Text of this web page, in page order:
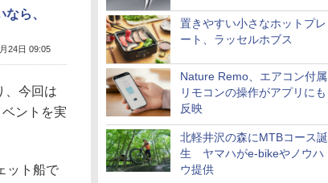
置きやすい小さなホットプレ
ート、ラッセルホブス
Nature Remo、エアコン付属
リモコンの操作がアプリにも
反映
北軽井沢の森にMTBコース誕
生 ヤマハがe-bikeやノウハ
ウ提供
ら、
24日 09:05
、今回は
ントを実
ット船で